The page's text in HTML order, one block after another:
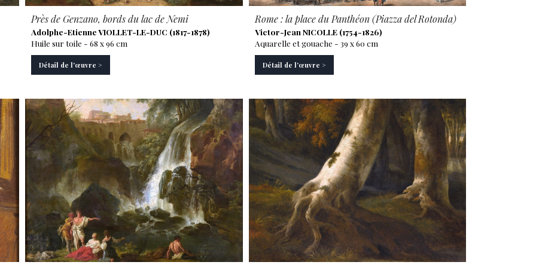
Près de Genzano, bords du lac de Nemi
Adolphe-Etienne VIOLLET-LE-DUC (1817-1878)
Huile sur toile - 68 x 96 cm
Détail de l'œuvre >
Rome : la place du Panthéon (Piazza del Rotonda)
Victor-Jean NICOLLE (1754-1826)
Aquarelle et gouache - 39 x 60 cm
Détail de l'œuvre >